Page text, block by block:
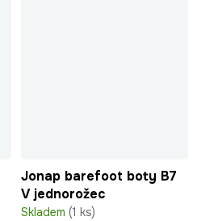
Jonap barefoot boty B7
V jednorožec
Skladem (1 ks)